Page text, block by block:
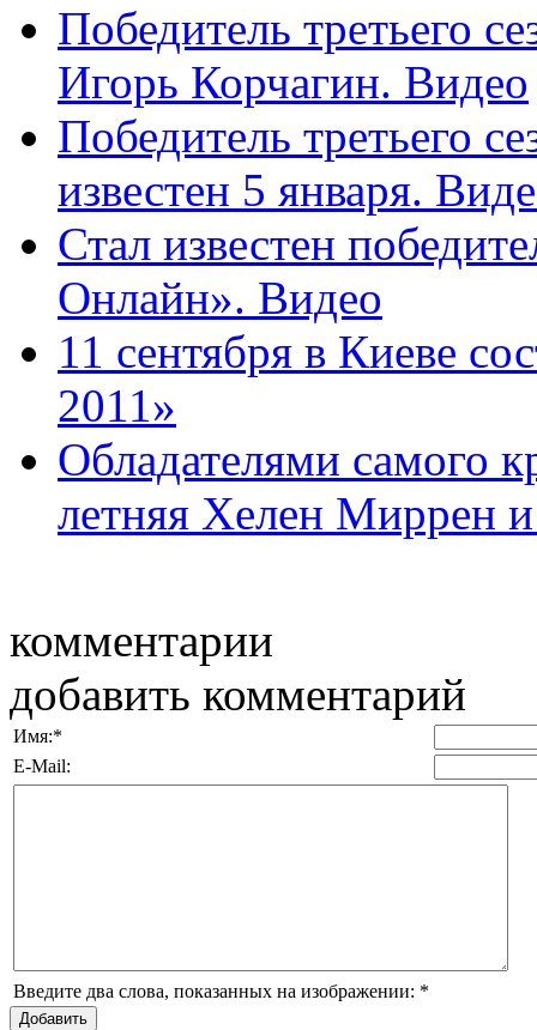
Победитель третьего
Игорь Корчагин. Видео
Победитель третьего
известен 5 января.
Стал известен
Онлайн». Видео
11 сентября в Киеве
2011»
Обладателями самого
летняя Хелен Миррен
комментарии
добавить комментарий
Имя:*
E-Mail:
Введите два слова, показанных на изображении: *